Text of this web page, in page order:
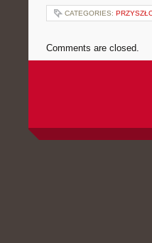
CATEGORIES:
Comments are closed.